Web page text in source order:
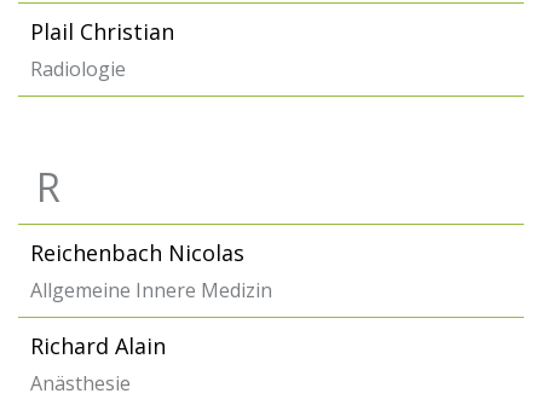
Plail Christian
Radiologie
R
Reichenbach Nicolas
Allgemeine Innere Medizin
Richard Alain
Anästhesie